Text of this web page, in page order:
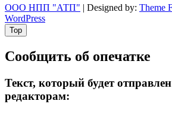
ООО НПП "АТП" | Designed by: Theme
WordPress
Top
Сообщить об опечатке
Текст, который будет
редакторам: